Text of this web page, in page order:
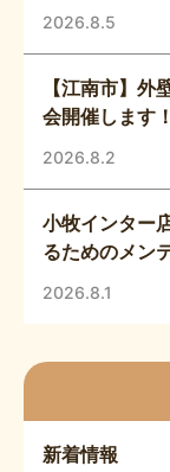
2026.8.5
【江南市】
会開催します！
2026.8.2
小牧インター
るためのメン
2026.8.1
新着情報